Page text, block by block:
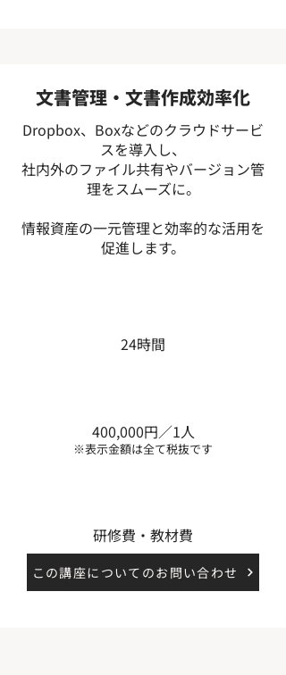
文書管理・文書作成効率化
Dropbox、Boxなどのクラウドサービ
スを導入し、
社内外のファイル共有やバージョン管
理をスムーズに。
情報資産の一元管理と効率的な活用を
促進します。
24時間
400,000円／1人
​※表示金額は全て税抜です
研修費・教材費
この講座についてのお問い合わせ